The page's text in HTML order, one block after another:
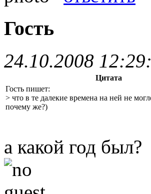
Гость
24.10.2008
Цитата
Гость пишет:
> что в те далекие времена на ней не
почему же?)
а какой год был?